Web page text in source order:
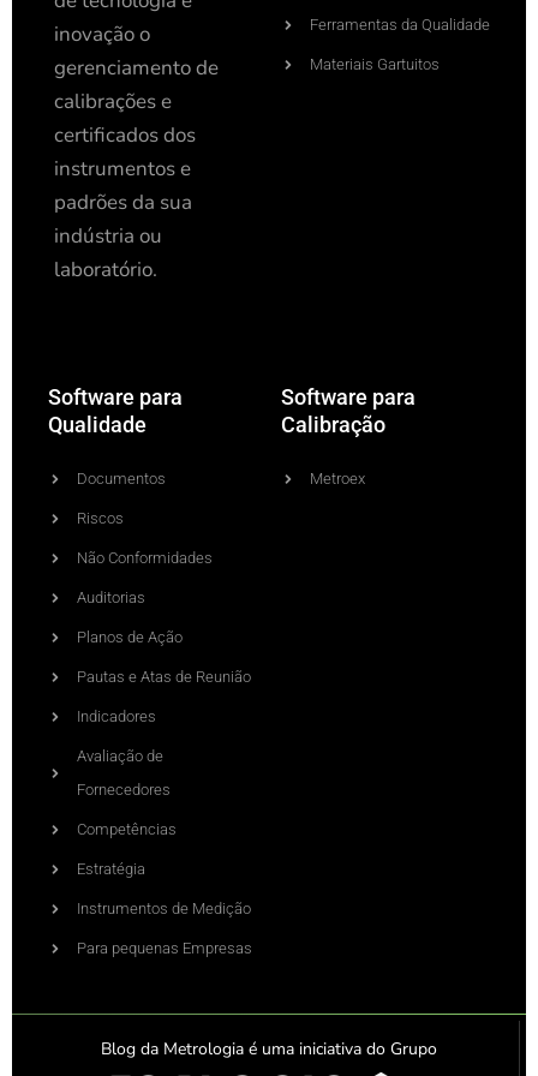
inovação o
gerenciamento de
calibrações e
certificados dos
instrumentos e
padrões da sua
indústria ou
laboratório.
Ferramentas da Qualidade
Materiais Gartuitos
Software para
Qualidade
Documentos
Riscos
Não Conformidades
Auditorias
Planos de Ação
Pautas e Atas de Reunião
Indicadores
Avaliação de
Fornecedores
Competências
Estratégia
Instrumentos de Medição
Para pequenas Empresas
Software para
Calibração
Metroex
Blog da Metrologia é uma iniciativa do Grupo